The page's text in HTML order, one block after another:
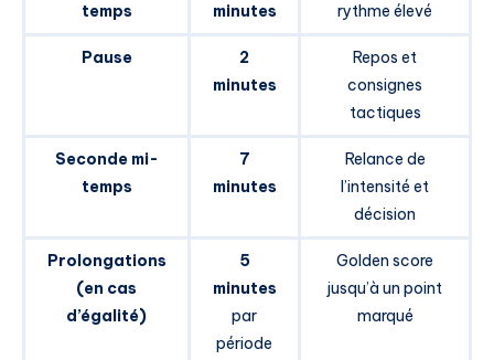
temps
minutes
rythme élevé
Pause
2
minutes
Repos et
consignes
tactiques
Seconde mi-
temps
7
minutes
Relance de
l’intensité et
décision
Prolongations
(en cas
d’égalité)
5
minutes
par
période
Golden score
jusqu’à un point
marqué